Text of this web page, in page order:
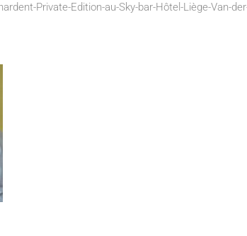
Private-Edition-au-Sky-bar-Hôtel-Liège-Van-